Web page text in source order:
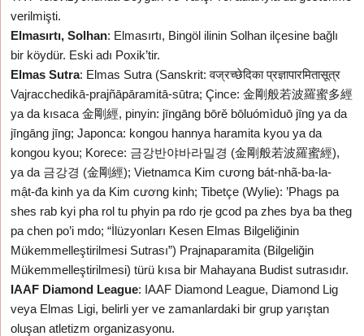
verilmişti.
Elmasırtı, Solhan: Elmasırtı, Bingöl ilinin Solhan ilçesine bağlı
bir köydür. Eski adı Poxik’tir.
Elmas Sutra: Elmas Sutra (Sanskrit: वज्रच्छेदिका प्रज्ञापारमितासूत्र
Vajracchedikā-prajñāpāramitā-sūtra; Çince: 金剛般若波羅蜜多經
ya da kısaca 金剛經, pinyin: jīngāng bōrě bōluómìduō jīng ya da
jīngāng jīng; Japonca: kongou hannya haramita kyou ya da
kongou kyou; Korece: 금강반야바라밀경 (金剛般若波羅蜜經),
ya da 금강경 (金剛經); Vietnamca Kim cương bát-nhã-ba-la-
mật-đa kinh ya da Kim cương kinh; Tibetçe (Wylie): ’Phags pa
shes rab kyi pha rol tu phyin pa rdo rje gcod pa zhes bya ba theg
pa chen po’i mdo; “İlüzyonları Kesen Elmas Bilgeliğinin
Mükemmelleştirilmesi Sutrası”) Prajnaparamita (Bilgeliğin
Mükemmelleştirilmesi) türü kısa bir Mahayana Budist sutrasıdır.
IAAF Diamond League: IAAF Diamond League, Diamond Lig
veya Elmas Ligi, belirli yer ve zamanlardaki bir grup yarıştan
oluşan atletizm organizasyonu.